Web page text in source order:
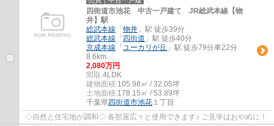
四街道市池花 中古一戸建て JR総武本線【物
井】駅
総武本線 「 物井 」駅 徒歩39分
総武本線 「 四街道 」駅 徒歩40分
京成本線 「 ユーカリが丘 」駅 徒歩79分車22分
8.6km
2,080万円
間取:4LDK
建物面積:105.98㎡ / 32.05坪
土地面積:178.15㎡ / 53.89坪
千葉県四街道市池花 １丁目
◇自然と住宅地が調和◇ 各部屋広々と使用できます♪ ご見学はおやめに！